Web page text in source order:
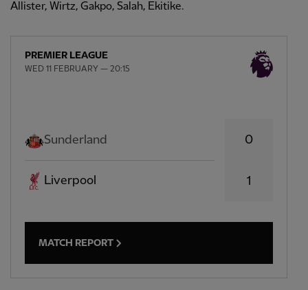
Allister, Wirtz, Gakpo, Salah, Ekitike.
PREMIER LEAGUE
WED 11 FEBRUARY — 20:15
Sunderland
Liverpool
0
1
MATCH REPORT